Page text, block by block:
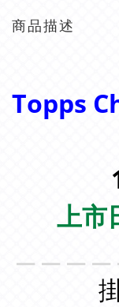
商品描述
Topps
上市